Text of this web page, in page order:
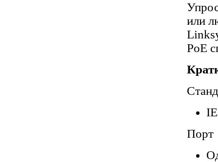
или
PoE
Порт